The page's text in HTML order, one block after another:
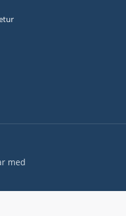
med